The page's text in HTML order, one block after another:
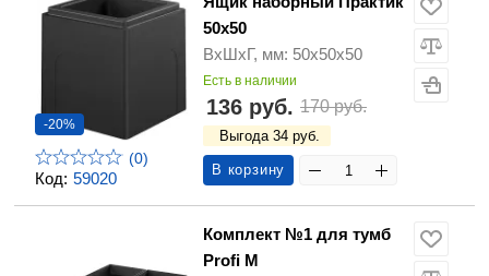
Код: 59020
-20%
(0)
50х50
ВхШхГ, мм: 50x50x50
Есть в наличии
136 руб. 170 руб.
Выгода 34 руб.
В корзину
Комплект №1 для тумб
Profi M